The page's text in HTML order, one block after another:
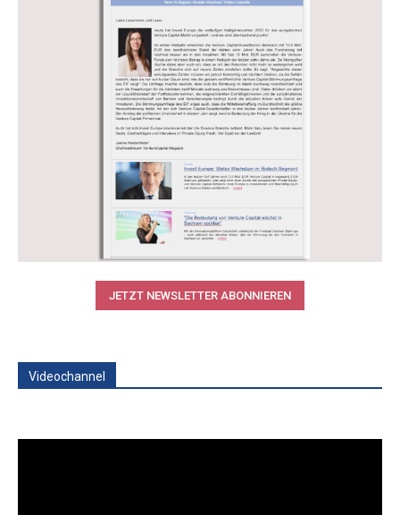
JETZT NEWSLETTER ABONNIEREN
Videochannel